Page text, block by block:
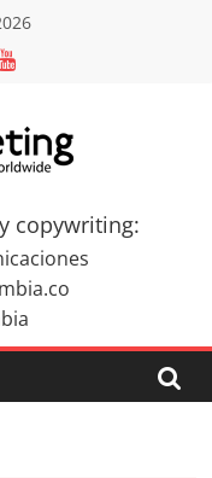
copywriting: